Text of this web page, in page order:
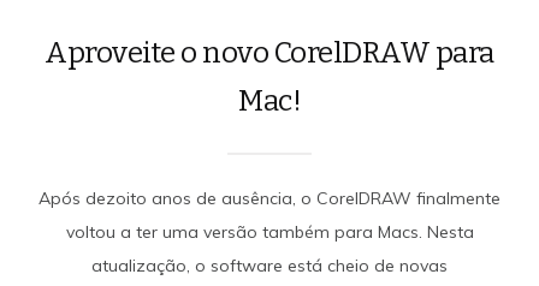
Aproveite o novo CorelDRAW para
Mac!
Após dezoito anos de ausência, o CorelDRAW finalmente
voltou a ter uma versão também para Macs. Nesta
atualização, o software está cheio de novas